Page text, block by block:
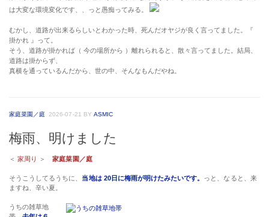
は大変な環境変化です、、っと愚痴ってみる。
むかし、道路が出来るらしいとわかった時、死んだオヤジが良く言ってました。『
掛かれ 』って。
そう、道路が掛かれば（ 今の場所から ）離れられると、散々言ってました。結局、
道路は掛からず、
真横を通っているんだから、世の中、そんなもんだやね。
家庭菜園／庭 2026-07-21 BY ASMIC
梅雨、明けました
＜家周り ＞家庭菜園／庭
そうこうしてるうちに、 当地は 20日に梅雨が明けたみたいです。 っと、なると、来
ますね、辛い夏。
うちの雑草地